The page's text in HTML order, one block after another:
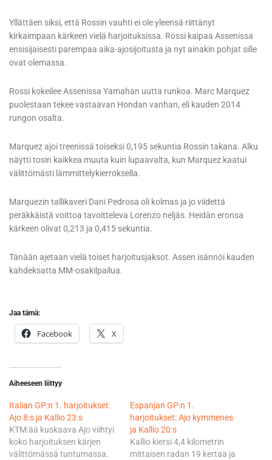
Yllättäen siksi, että Rossin vauhti ei ole yleensä riittänyt
kirkaimpaan kärkeen vielä harjoituksissa. Rossi kaipaa Assenissa
ensisijaisesti parempaa aika-ajosijoitusta ja nyt ainakin pohjat sille
ovat olemassa.
Rossi kokeilee Assenissa Yamahan uutta runkoa. Marc Marquez
puolestaan tekee vastaavan Hondan vanhan, eli kauden 2014
rungon osalta.
Marquez ajoi treenissä toiseksi 0,195 sekuntia Rossin takana. Alku
näytti tosin kaikkea muuta kuin lupaavalta, kun Marquez kaatui
välittömästi lämmittelykierroksella.
Marquezin tallikaveri Dani Pedrosa oli kolmas ja jo viidettä
peräkkäistä voittoa tavoitteleva Lorenzo neljäs. Heidän eronsa
kärkeen olivat 0,213 ja 0,415 sekuntia.
Tänään ajetaan vielä toiset harjoitusjaksot. Assen isännöi kauden
kahdeksatta MM-osakilpailua.
Jaa tämä:
Facebook X
Aiheeseen liittyy
Italian GP:n 1. harjoitukset:
Ajo 8:s ja Kallio 23:s
KTM:ää kuskaava Ajo viihtyi
koko harjoituksen kärjen
välittömässä tuntumassa.
Espanjan GP:n 1.
harjoitukset: Ajo kymmenes
ja Kallio 20:s
Kallio kiersi 4,4 kilometrin
mittaisen radan 19 kertaa ja